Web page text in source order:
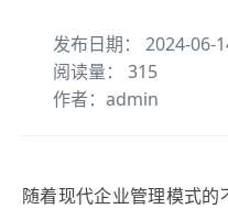
发布日期： 2024-06-
阅读量： 315
作者：admin
随着现代企业管理模式